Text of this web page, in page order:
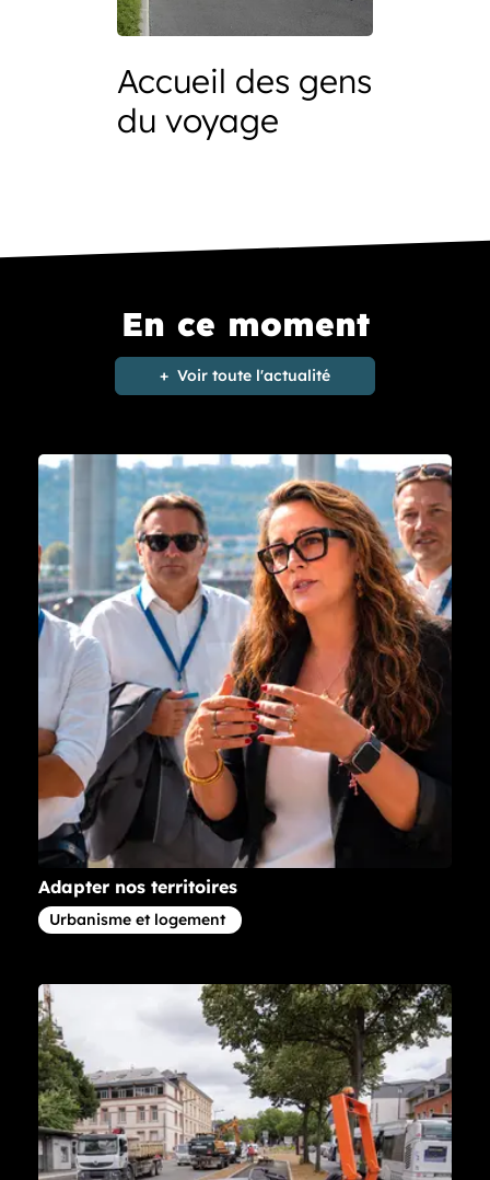
Accueil des gens
du voyage
En ce moment
Voir toute l'actualité
Adapter nos territoires
Article concernant la thématique
Urbanisme et logement